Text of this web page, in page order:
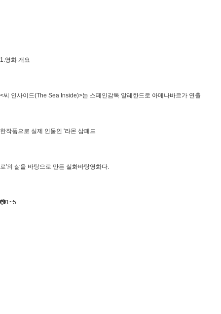
1.영화 개요
<씨 인사이드(The Sea Inside)>는 스페인감독 알레한드로 아메나바르가 연출
한작품으로 실제 인물인 '라몬 삼페드
로'의 삶을 바탕으로 만든 실화바탕영화다.
📷1~5